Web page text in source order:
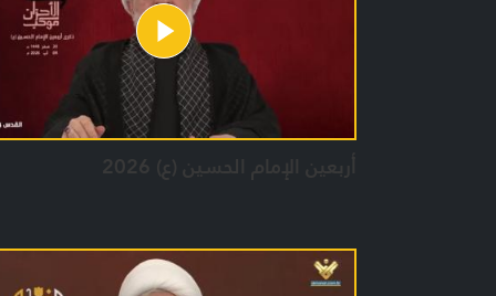
أربعين الإمام الحسين (ع) 2026